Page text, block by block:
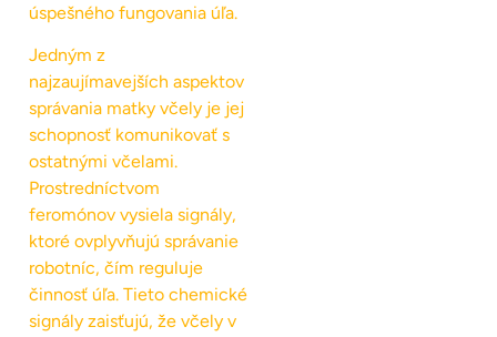
úspešného fungovania úľa.
Jedným z
najzaujímavejších aspektov
správania matky včely je jej
schopnosť komunikovať s
ostatnými včelami.
Prostredníctvom
feromónov vysiela signály,
ktoré ovplyvňujú správanie
robotníc, čím reguluje
činnosť úľa. Tieto chemické
signály zaisťujú, že včely v